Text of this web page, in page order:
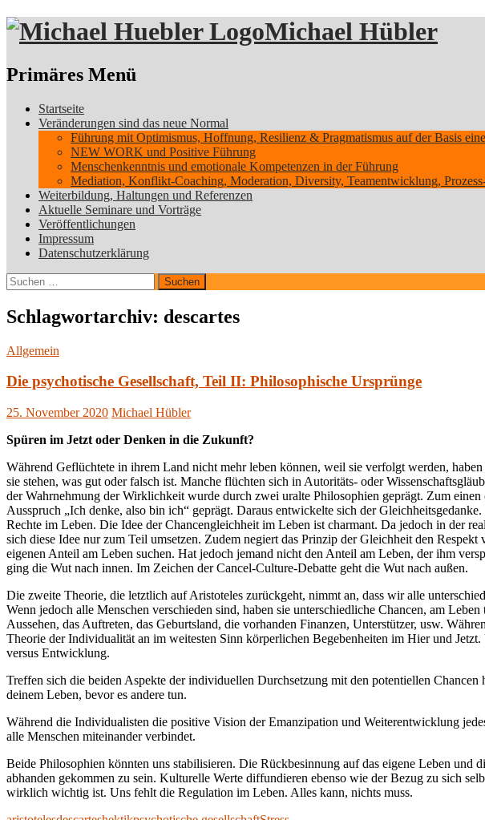
Michael Hübler
Suchen
Primäres Menü
Zum
Inhalt
Startseite
Veränderungen sind das neue Normal
Führung mit Optimismus, Hoffnung, Resilienz & Pragmatismus auf der Basis
NEW WORK und Positive Führung
Menschenkenntnis und emotionale Kompetenzen in der Führung
Mediation, Konflikt-Coaching, Moderation, Diversity, Teamentwicklung,
Weiterbildung, Haltungen und Referenzen
Aktuelle Seminare und Vorträge
Veröffentlichungen
Impressum
Datenschutzerklärung
Suchen
nach:
Schlagwortarchiv: descartes
Allgemein
Die psychotische Gesellschaft, Teil II: Philosophische Ursprünge
25. November 2020 Michael Hübler
Spüren im Jetzt oder Denken in die Zukunft?
Während Geflüchtete in ihrem Land nicht mehr leben können, weil sie verfolgt werden,
sie stehen, was gut oder falsch ist. Manche flüchten sich in Autoritäts- oder
der Wahrnehmung der Wirklichkeit wurde durch zwei uralte Philosophien geprägt. Zum
Ausspruch „Ich denke, also bin ich“ geprägt. Daraus entwickelte sich der
Rechte im Leben. Die Idee der Chancengleichheit im Leben ist charmant. Da jedoch in der
sich diese Idee nur zum Teil umsetzen. Zudem negiert das Prinzip der Gleichheit den
eigenen Anteil am Leben suchen. Hat jedoch jemand nicht den Anteil am Leben, der ihm
ging die Wut nach innen. Im Zeichen der Cancel-Culture-Debatte geht die Wut nach außen.
Die zweite Theorie, die letztlich auf Aristoteles zurückgeht, nimmt an, dass wir alle
Wenn jedoch alle Menschen verschieden sind, haben sie unterschiedliche Chancen, am
Aussehen, das Auftreten, das Geburtsland, die vorhanden Finanzen, Unterstützer, usw.
Theorie der Individualität an im weitesten Sinn körperlichen Begebenheiten im Hier und
versus Entwicklung.
Treffen sich die beiden Aspekte der individuellen Durchsetzung mit den potentiellen
deinem Leben, bevor es andere tun.
Während die Individualisten die positive Vision der Emanzipation und Weiterentwicklung
alle Menschen miteinander verbindet.
Beide Philosophien könnten uns stabilisieren. Die Rückbesinnung auf das eigene Leben und
abhanden gekommen zu sein. Kulturelle Werte diffundieren ebenso wie der Bezug zu sich
wirklich wichtig ist. Uns fehlt die Regulation im Leben. Alles kann, nichts muss.